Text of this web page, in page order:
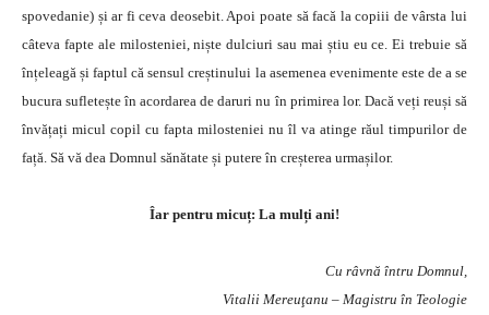
spovedanie) și ar fi ceva deosebit. Apoi poate să facă la copiii de vârsta lui
câteva fapte ale milosteniei, niște dulciuri sau mai știu eu ce. Ei trebuie să
înțeleagă și faptul că sensul creștinului la asemenea evenimente este de a se
bucura sufletește în acordarea de daruri nu în primirea lor. Dacă veți reuși să
învățați micul copil cu fapta milosteniei nu îl va atinge răul timpurilor de
față. Să vă dea Domnul sănătate și putere în creșterea urmașilor.
Îar pentru micuț: La mulți ani!
Cu râvnă întru Domnul,
Vitalii Mereuţanu – Magistru în Teologie